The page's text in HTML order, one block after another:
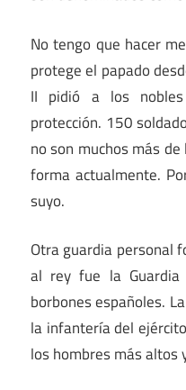
No tengo que hacer
protege el papado
II pidió a los
protección. 150
no son muchos más
forma actualmente.
suyo.
Otra guardia personal
al rey fue la
borbones españoles.
la infantería del
los hombres más altos